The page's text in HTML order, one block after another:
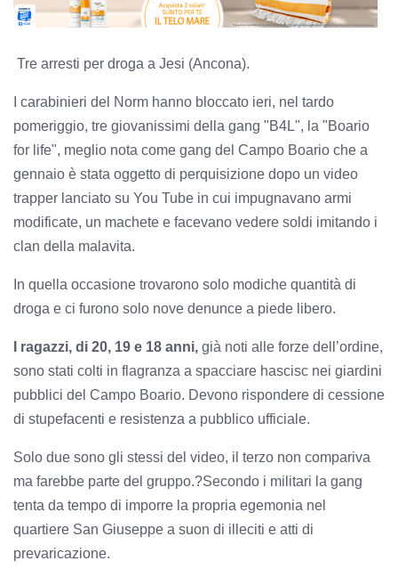
Tre arresti per droga a Jesi (Ancona).
I carabinieri del Norm hanno bloccato ieri, nel tardo
pomeriggio, tre giovanissimi della gang "B4L", la "Boario
for life", meglio nota come gang del Campo Boario che a
gennaio è stata oggetto di perquisizione dopo un video
trapper lanciato su You Tube in cui impugnavano armi
modificate, un machete e facevano vedere soldi imitando i
clan della malavita.
In quella occasione trovarono solo modiche quantità di
droga e ci furono solo nove denunce a piede libero.
I ragazzi, di 20, 19 e 18 anni, già noti alle forze dell’ordine,
sono stati colti in flagranza a spacciare hascisc nei giardini
pubblici del Campo Boario. Devono rispondere di cessione
di stupefacenti e resistenza a pubblico ufficiale.
Solo due sono gli stessi del video, il terzo non compariva
ma farebbe parte del gruppo.?Secondo i militari la gang
tenta da tempo di imporre la propria egemonia nel
quartiere San Giuseppe a suon di illeciti e atti di
prevaricazione.